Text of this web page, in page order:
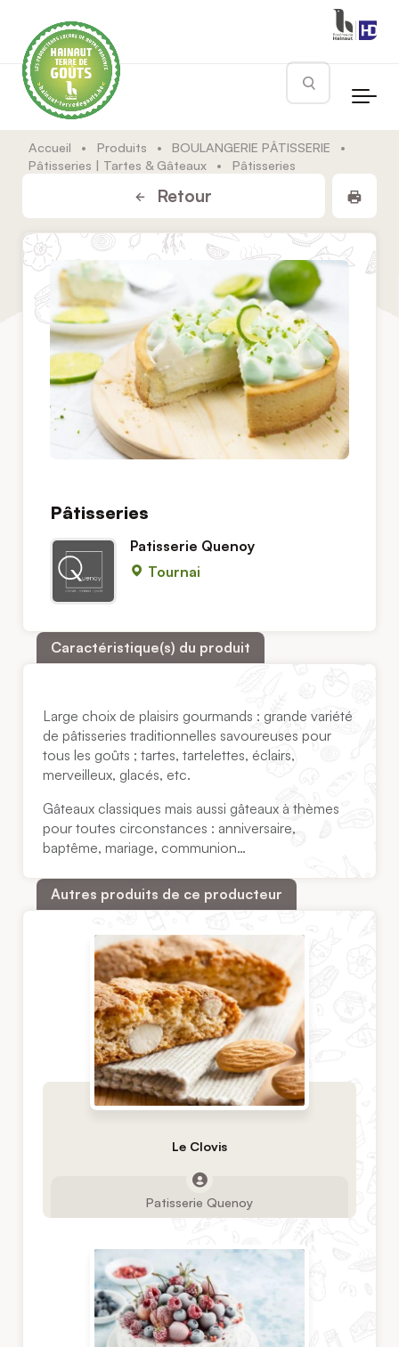
Rechercher
Accueil • Produits • BOULANGERIE PÂTISSERIE
•
Pâtisseries | Tartes & Gâteaux
• Pâtisseries
Retour
Pâtisseries
Patisserie Quenoy
Tournai
Caractéristique(s) du produit
Large choix de plaisirs gourmands : grande variété
de pâtisseries traditionnelles savoureuses pour
tous les goûts ; tartes, tartelettes, éclairs,
merveilleux, glacés, etc.
Gâteaux classiques mais aussi gâteaux à thèmes
pour toutes circonstances : anniversaire,
baptême, mariage, communion…
Autres produits de ce producteur
Le Clovis
Patisserie Quenoy